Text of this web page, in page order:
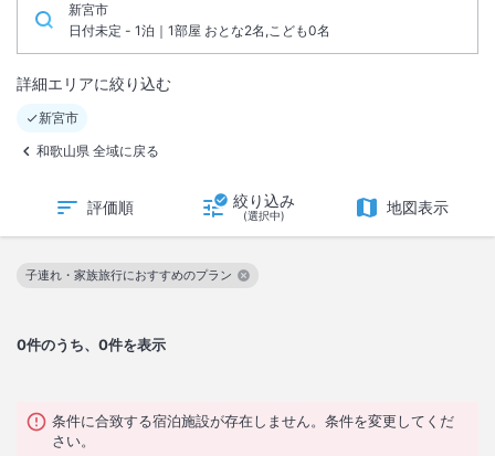
新宮市
日付未定 - 1泊｜1部屋 おとな2名,こども0名
詳細エリアに絞り込む
新宮市
和歌山県 全域に戻る
評価順 絞り込み
(選択中) 地図表示
0件のうち、0件を表示
子連れ・家族旅行におすすめのプラン
この絞り込み条件を解除
条件に合致する宿泊施設が存在しません。条件を変更してくだ
さい。